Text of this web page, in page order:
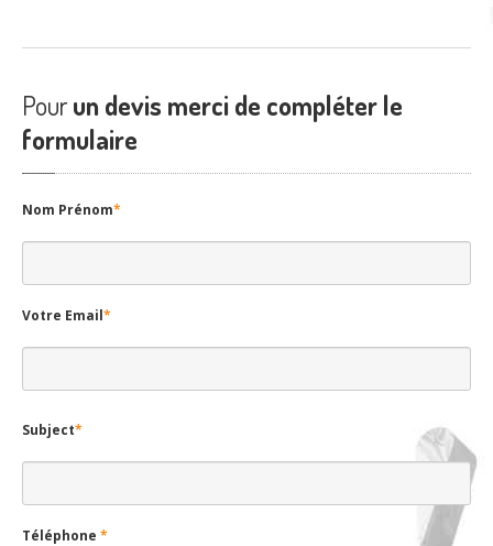
Pourun devis merci de compléter le
formulaire
Nom Prénom*
Votre Email*
Subject*
Téléphone *